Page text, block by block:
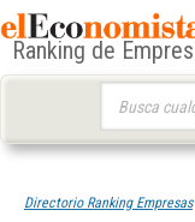
Ranking de
Directorio Ranking Empresas